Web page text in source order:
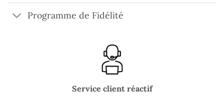
Programme de Fidélité
Service client réactif